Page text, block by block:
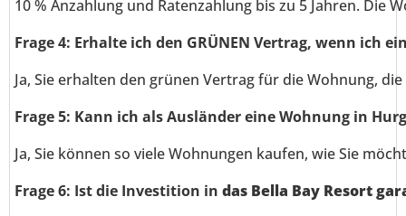
10 % Anzahlung und Ratenzahlung bis zu 5 Jahren. Die
Frage 4: Erhalte ich den GRÜNEN Vertrag, wenn ich
Ja, Sie erhalten den grünen Vertrag für die Wohnung,
Frage 5: Kann ich als Ausländer eine Wohnung in
Ja, Sie können so viele Wohnungen kaufen, wie Sie
Frage 6: Ist die Investition in das Bella Bay Resort